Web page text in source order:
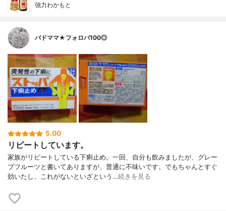
強力わかもと
バドママ★フォロバ100◎
5.00
リピートしています。
家族がリピートしている下痢止め。一回、自分も飲みましたが、グレー
プフルーツと書いてありますが、普通に不味いです。でもちゃんとすぐ
効いたし、これがないといざという…続きを見る